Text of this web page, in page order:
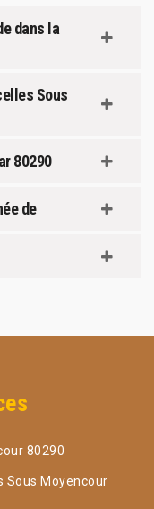
dans la
Sous
80290
de
80290
Sous Moyencour